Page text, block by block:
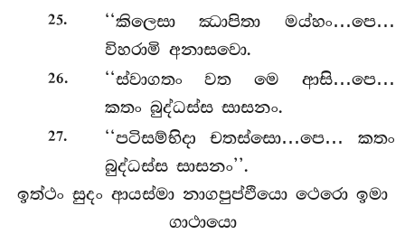
25.
‘‘කිලෙසා ඣාපිතා මය්හං…පෙ…
විහරාමි අනාසවො.
26.
‘‘ස්වාගතං වත මෙ ආසි…පෙ…
කතං බුද්ධස්ස සාසනං.
27.
‘‘පටිසම්භිදා චතස්සො…පෙ… කතං
බුද්ධස්ස සාසනං’’.
ඉත්ථං සුදං ආයස්මා නාගපුප්ඵියො ථෙරො ඉමා
ගාථායො